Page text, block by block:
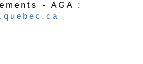
- AGA :